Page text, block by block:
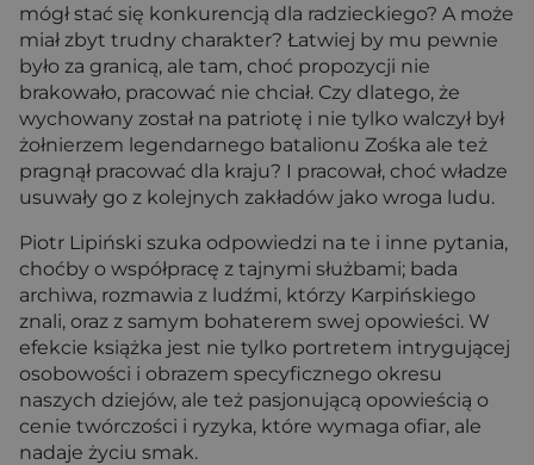
mógł stać się konkurencją dla radzieckiego? A może
miał zbyt trudny charakter? Łatwiej by mu pewnie
było za granicą, ale tam, choć propozycji nie
brakowało, pracować nie chciał. Czy dlatego, że
wychowany został na patriotę i nie tylko walczył był
żołnierzem legendarnego batalionu Zośka ale też
pragnął pracować dla kraju? I pracował, choć władze
usuwały go z kolejnych zakładów jako wroga ludu.
Piotr Lipiński szuka odpowiedzi na te i inne pytania,
choćby o współpracę z tajnymi służbami; bada
archiwa, rozmawia z ludźmi, którzy Karpińskiego
znali, oraz z samym bohaterem swej opowieści. W
efekcie książka jest nie tylko portretem intrygującej
osobowości i obrazem specyficznego okresu
naszych dziejów, ale też pasjonującą opowieścią o
cenie twórczości i ryzyka, które wymaga ofiar, ale
nadaje życiu smak.